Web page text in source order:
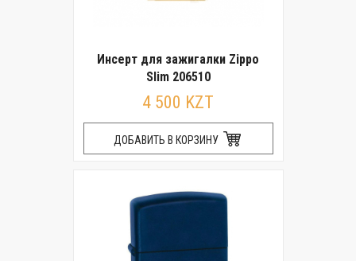
Инсерт для зажигалки Zippo
Slim 206510
4 500 KZT
ДОБАВИТЬ В КОРЗИНУ